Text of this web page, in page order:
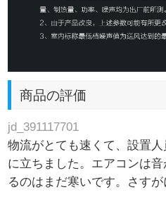
商品の評価
jd_391117701
物流がとても速くて、設置
に立ちました。エアコンは
るのはまだ寒いです。さすが